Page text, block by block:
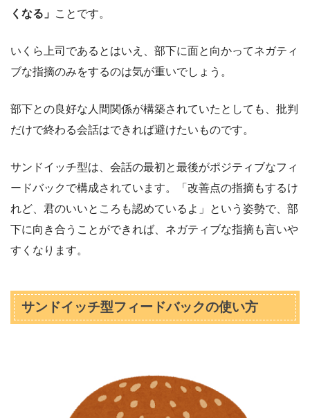
くなる」 ことです。
いくら上司であるとはいえ、部下に面と向かってネガティ
ブな指摘のみをするのは気が重いでしょう。
部下との良好な人間関係が構築されていたとしても、批判
だけで終わる会話はできれば避けたいものです。
サンドイッチ型は、会話の最初と最後がポジティブなフィ
ードバックで構成されています。「改善点の指摘もするけ
れど、君のいいところも認めているよ」という姿勢で、部
下に向き合うことができれば、ネガティブな指摘も言いや
すくなります。
サンドイッチ型フィードバックの使い方